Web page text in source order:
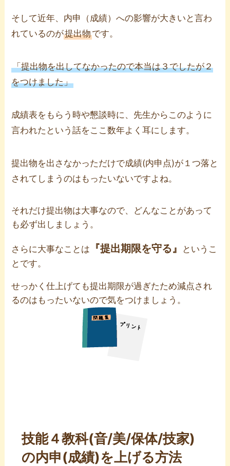
そして近年、内申（成績）への影響が大きいと言わ
れているのが提出物です。
「提出物を出してなかったので本当は３でしたが２
をつけました」
成績表をもらう時や懇談時に、先生からこのように
言われたという話をここ数年よく耳にします。
提出物を出さなかっただけで成績(内申点)が１つ落と
されてしまうのはもったいないですよね。
それだけ提出物は大事なので、どんなことがあって
も必ず出しましょう。
さらに大事なことは 『提出期限を守る』
というこ
とです。
せっかく仕上げても提出期限が過ぎたため減点され
るのはもったいないので気をつけましょう。
技能４教科(音/美/保体/技家)
の内申(成績)を上げる方法